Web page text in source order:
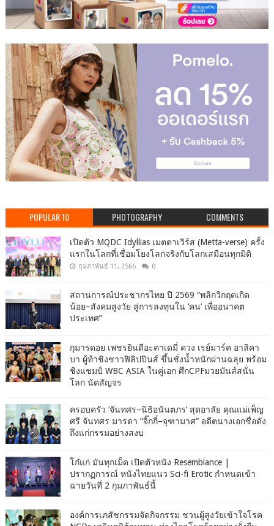
POPULAR 10 PHOTOGRAPHY COMMENTS
เปิดตัว MQDC Idyllias เมตตาเวิร์ส (Metta-verse) ครั้ง
แรกในโลกที่เชื่อมโยงโลกจริงกับโลกเสมือนทุกมิติ
กุมภาพันธ์ 11, 2566 0
สถานการณ์ประชากรไทย ปี 2569 “พลิกวิกฤตเกิด
น้อย–สังคมสูงวัย สู่การลงทุนใน ‘คน’ เพื่ออนาคต
ประเทศ”
กุมารดอย เพชรยินดีอะคาเดมี่ ควง เรย์มาร์ค อาลิคา
บา ผู้ท้าชิงชาวฟิลิปปินส์ ขึ้นชั่งน้ำหนักผ่านฉลุย พร้อม
ชิงแชมป์ WBC ASIA ในคู่เอก ศึกCPFมวยมันส์สนั่น
โลก นัดสัญจร
ครอบครัว ‘จันทศร–นิธิอนันตภร’ สุดอาลัย คุณแม่เพ็ญ
ศรี จันทศร มารดา “จิ๊กกี๋–จุฑามาศ” อดีตนางเอกชื่อดัง
ถึงแก่กรรมอย่างสงบ
โก๋แก่ มันทุกเม็ด เปิดตัวหนัง Resemblance |
ปรากฏการณ์ หนังไทยแนว Sci-fi Erotic กำหนดเข้า
ฉายวันที่ 2 กุมภาพันธ์นี้
องค์การเภสัชกรรมจัดกิจกรรม ชวนผู้สูงวัยเข้าใจโรค